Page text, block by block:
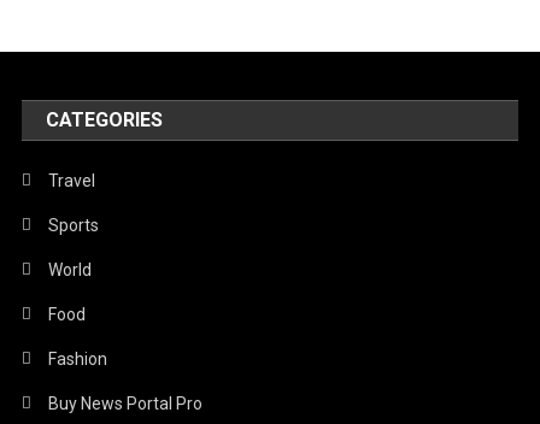
CATEGORIES
Travel
Sports
World
Food
Fashion
Buy News Portal Pro